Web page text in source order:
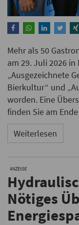
Mehr als 50
am 29. Juli 2026
„Ausgezeichnete
Bierkultur“ und
worden. Eine
finden Sie am
Weiterlesen
ANZEIGE
Nötiges